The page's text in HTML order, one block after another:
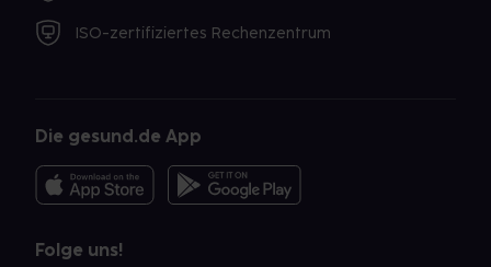
ISO-zertifiziertes Rechenzentrum
Die gesund.de App
Folge uns!